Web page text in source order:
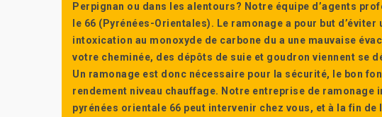
Perpignan ou dans les alentours? Notre équipe d’agents
le 66 (Pyrénées-Orientales). Le ramonage a pour but
intoxication au monoxyde de carbone du a une mauvaise
votre cheminée, des dépôts de suie et goudron viennent se
Un ramonage est donc nécessaire pour la sécurité, le bon
rendement niveau chauffage. Notre entreprise de ramonage
pyrénées orientale 66 peut intervenir chez vous, et à la fin